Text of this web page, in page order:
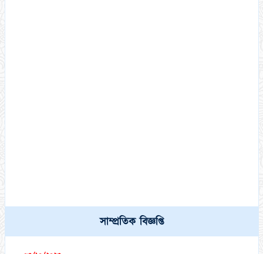
সাম্প্রতিক বিজ্ঞপ্তি
কামিল মাস্টার্স (১ বছর মেয়াদী) পরীক্ষা-২০২১ এর পরীক্ষার্থীদের (DR
List) স্বাক্ষরলিপি এবং প্রবেশপত্র ডাউনলোড সংক্রান্ত বিজ্ঞপ্তি।